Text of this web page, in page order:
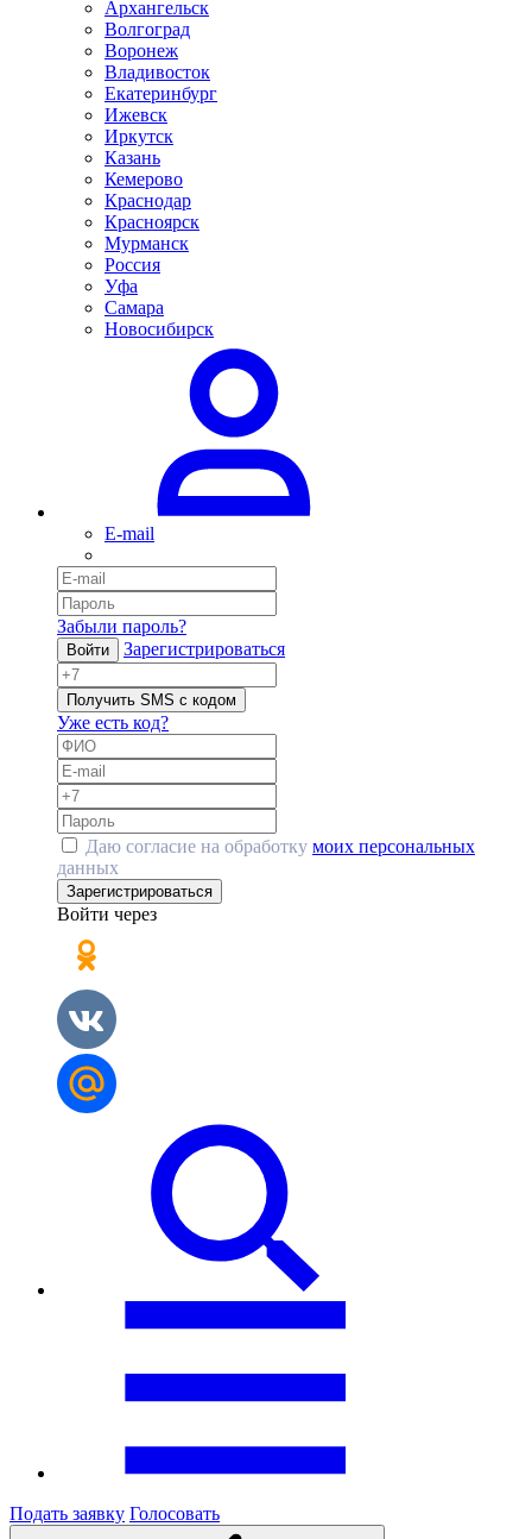
Архангельск
Волгоград
Воронеж
Владивосток
Екатеринбург
Ижевск
Иркутск
Казань
Кемерово
Краснодар
Красноярск
Мурманск
Россия
Уфа
Самара
Новосибирск
E-mail
Забыли пароль?
Войти Зарегистрироваться
Получить SMS с кодом
Уже есть код?
Даю согласие на обработку моих персональных
данных
Зарегистрироваться
Войти через
Подать заявку Голосовать